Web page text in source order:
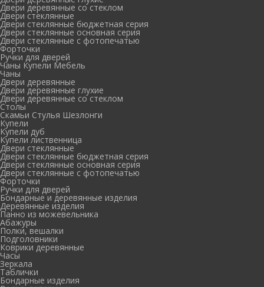
Двери деревянные со стеклом
Двери стеклянные
Двери стеклянные бюджетная серия
Двери стеклянные основная серия
Двери стеклянные с фотопечатью
Форточки
Ручки для дверей
Чаны Купели Мебель
Чаны
Двери деревянные
Двери деревянные глухие
Двери деревянные со стеклом
Столы
Скамьи Стулья Шезлонги
Купели
Купели дуб
Купели лиственница
Двери стеклянные
Двери стеклянные бюджетная серия
Двери стеклянные основная серия
Двери стеклянные с фотопечатью
Форточки
Ручки для дверей
Бондарные и деревянные изделия
Деревянные изделия
Панно из можевельника
Абажуры
Полки, вешалки
Подголовники
Коврики деревянные
Часы
Зеркала
Таблички
Бондарные изделия